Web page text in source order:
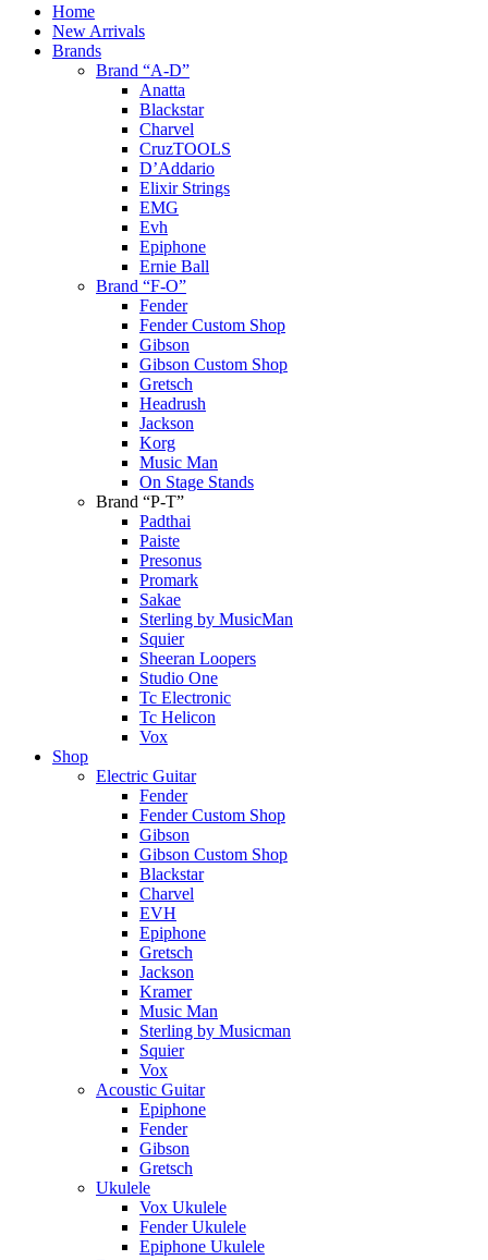
Home
New Arrivals
Brands
Brand “A-D”
Anatta
Blackstar
Charvel
CruzTOOLS
D’Addario
Elixir Strings
EMG
Evh
Epiphone
Ernie Ball
Brand “F-O”
Fender
Fender Custom Shop
Gibson
Gibson Custom Shop
Gretsch
Headrush
Jackson
Korg
Music Man
On Stage Stands
Brand “P-T”
Padthai
Paiste
Presonus
Promark
Sakae
Sterling by MusicMan
Squier
Sheeran Loopers
Studio One
Tc Electronic
Tc Helicon
Vox
Shop
Electric Guitar
Fender
Fender Custom Shop
Gibson
Gibson Custom Shop
Blackstar
Charvel
EVH
Epiphone
Gretsch
Jackson
Kramer
Music Man
Sterling by Musicman
Squier
Vox
Acoustic Guitar
Epiphone
Fender
Gibson
Gretsch
Ukulele
Vox Ukulele
Fender Ukulele
Epiphone Ukulele